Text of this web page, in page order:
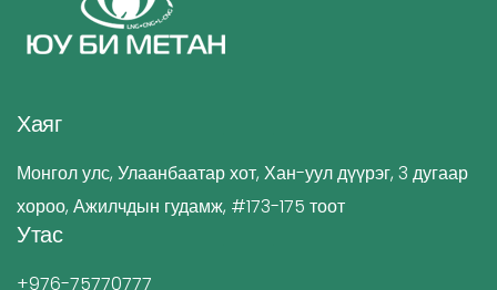
Хаяг
Монгол улс, Улаанбаатар хот, Хан-уул дүүрэг, 3 дугаар
хороо, Ажилчдын гудамж, #173-175 тоот
Утас
+976-75770777